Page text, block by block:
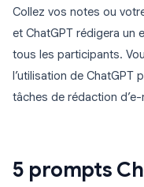
Collez vos notes ou
et ChatGPT rédigera un
tous les participants.
l’utilisation de ChatGPT
tâches de rédaction
5 prompts